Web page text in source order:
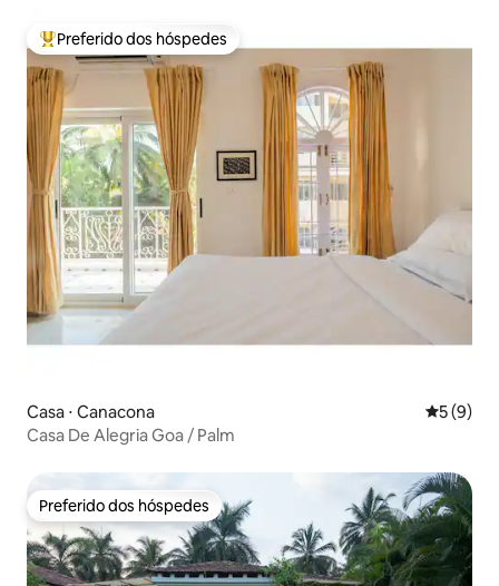
Entre os melhores preferidos dos hóspedes
Preferido dos hóspedes
Casa ⋅ Canacona 5 de
5 (9)
Casa De Alegria Goa / Palm
Preferido dos hóspedes
Preferido dos hóspedes